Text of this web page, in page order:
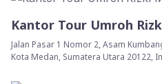
Kantor Tour Umroh
Jalan Pasar 1 Nomor 2, Asam
Kota Medan, Sumatera Utara 20122,